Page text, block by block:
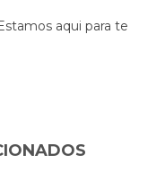
aqui para te